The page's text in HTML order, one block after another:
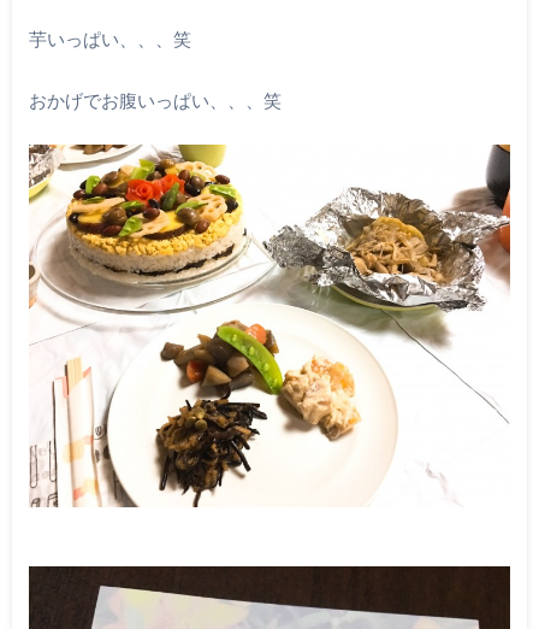
芋いっぱい、、、笑
おかげでお腹いっぱい、、、笑